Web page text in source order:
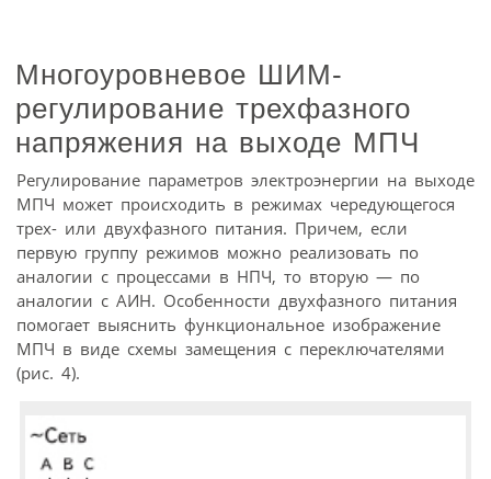
Многоуровневое ШИМ-
регулирование трехфазного
напряжения на выходе МПЧ
Регулирование параметров электроэнергии на выходе
МПЧ может происходить в режимах чередующегося
трех- или двухфазного питания. Причем, если
первую группу режимов можно реализовать по
аналогии с процессами в НПЧ, то вторую — по
аналогии с АИН. Особенности двухфазного питания
помогает выяснить функциональное изображение
МПЧ в виде схемы замещения с переключателями
(рис. 4).